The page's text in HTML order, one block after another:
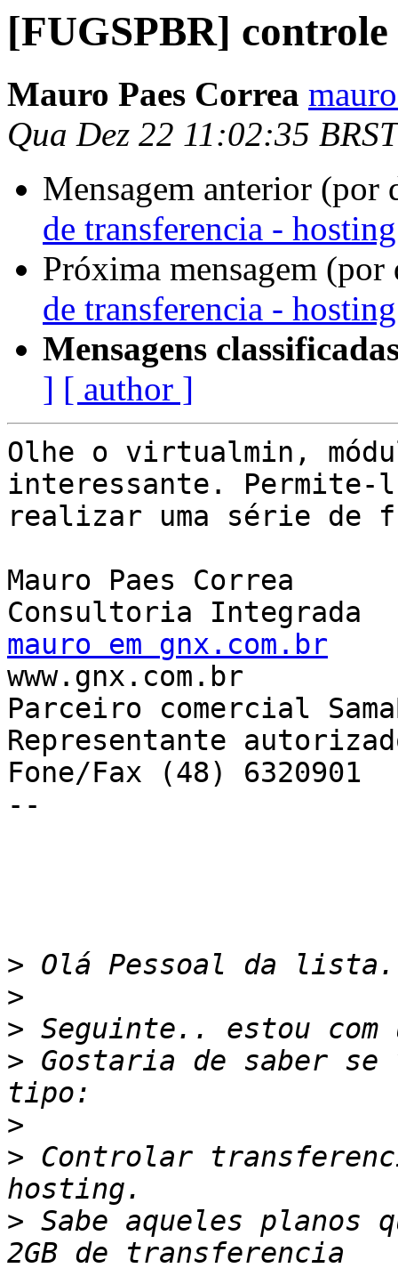
[FUGSPBR]
Mauro Paes Correa
Qua Dez 22 11:02:35
Mensagem anterior (por
de transferencia - hosting
Próxima mensagem
de transferencia - hosting
Mensagens
] [ author ]
Olhe o virtualmin,
interessante.
realizar uma série de
Mauro Paes Correa
mauro em gnx.com.br
www.gnx.com.br
Parceiro comercial
Representante autorizado
Fone/Fax (48) 6320901
--
>
>
>
> Gostaria de saber
>
> Controlar
> Sabe aqueles planos